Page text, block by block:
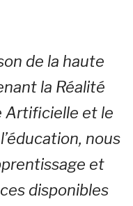
de la haute
la Réalité
Artificielle et le
nous
et
disponibles